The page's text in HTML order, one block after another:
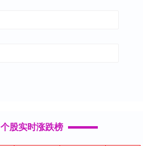
个股实时涨跌榜